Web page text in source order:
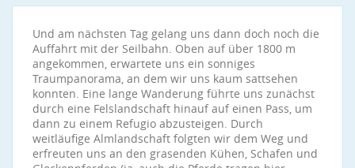
Und am nächsten Tag gelang uns dann doch noch die
Auffahrt mit der Seilbahn. Oben auf über 1800 m
angekommen, erwartete uns ein sonniges
Traumpanorama, an dem wir uns kaum sattsehen
konnten. Eine lange Wanderung führte uns zunächst
durch eine Felslandschaft hinauf auf einen Pass, um
dann zu einem Refugio abzusteigen. Durch
weitläufige Almlandschaft folgten wir dem Weg und
erfreuten uns an den grasenden Kühen, Schafen und